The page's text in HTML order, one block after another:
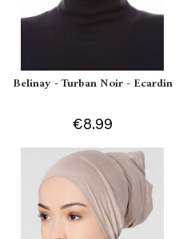
Belinay - Turban Noir - Ecardin
€8.99